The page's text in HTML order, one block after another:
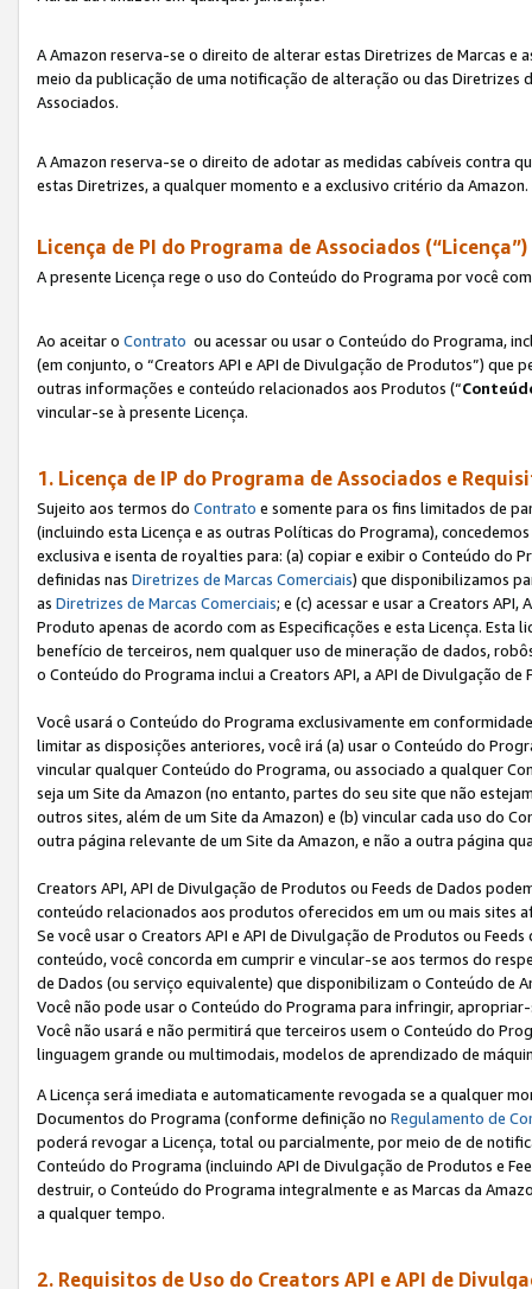
A Amazon reserva-se o direito de alterar estas Diretrizes de Marcas e
meio da publicação de uma notificação de alteração ou das Diretrizes
Associados.
A Amazon reserva-se o direito de adotar as medidas cabíveis contra
estas Diretrizes, a qualquer momento e a exclusivo critério da Amazon.
Licença de PI do Programa de Associados (“Licença”)
A presente Licença rege o uso do Conteúdo do Programa por você
Ao aceitar o Contrato ou acessar ou usar o Conteúdo do Programa,
(em conjunto, o “Creators API e API de Divulgação de Produtos”)
outras informações e conteúdo relacionados aos Produtos (“
vincular-se à presente Licença.
1. Licença de IP do Programa de Associados e
Sujeito aos termos do Contrato e somente para os fins limitados de
(incluindo esta Licença e as outras Políticas do Programa),
exclusiva e isenta de royalties para: (a) copiar e exibir o Conteúdo do
definidas nas Diretrizes de Marcas Comerciais) que disponibilizamos
as Diretrizes de Marcas Comerciais; e (c) acessar e usar a Creators
Produto apenas de acordo com as Especificações e esta Licença.
benefício de terceiros, nem qualquer uso de mineração de dados,
o Conteúdo do Programa inclui a Creators API, a API de Divulgação
Você usará o Conteúdo do Programa exclusivamente em
limitar as disposições anteriores, você irá (a) usar o Conteúdo do
vincular qualquer Conteúdo do Programa, ou associado a qualquer
seja um Site da Amazon (no entanto, partes do seu site que não
outros sites, além de um Site da Amazon) e (b) vincular cada uso do
outra página relevante de um Site da Amazon, e não a outra página
Creators API, API de Divulgação de Produtos ou Feeds de Dados
conteúdo relacionados aos produtos oferecidos em um ou mais sites
Se você usar o Creators API e API de Divulgação de Produtos ou
conteúdo, você concorda em cumprir e vincular-se aos termos do
de Dados (ou serviço equivalente) que disponibilizam o Conteúdo de
Você não pode usar o Conteúdo do Programa para infringir,
Você não usará e não permitirá que terceiros usem o Conteúdo do
linguagem grande ou multimodais, modelos de aprendizado de
A Licença será imediata e automaticamente revogada se a qualquer
Documentos do Programa (conforme definição no Regulamento de
poderá revogar a Licença, total ou parcialmente, por meio de de
Conteúdo do Programa (incluindo API de Divulgação de Produtos e
destruir, o Conteúdo do Programa integralmente e as Marcas da
a qualquer tempo.
2. Requisitos de Uso do Creators API e API de